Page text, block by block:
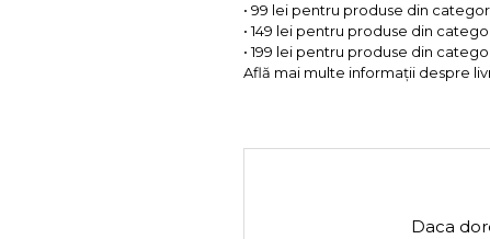
• 99 lei pentru produse din
• 149 lei pentru produse din
• 199 lei pentru produse din
Află mai multe informații despre
Daca